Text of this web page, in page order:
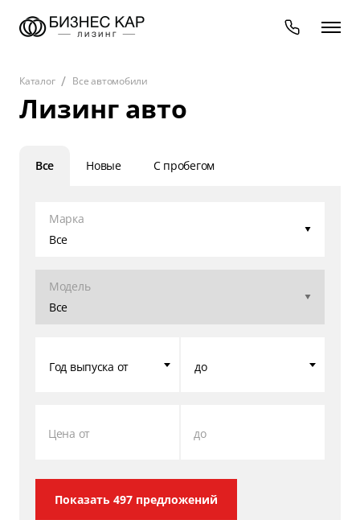
Каталог Все автомобили
Лизинг авто
Все Новые С пробегом
Марка
Все
Модель
Все
Год выпуска от до
Цена от до
Показать 497 предложений